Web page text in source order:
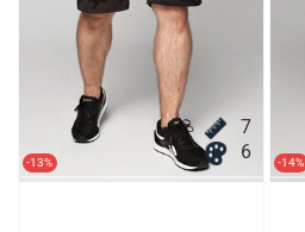
-13%
7
6
-14%